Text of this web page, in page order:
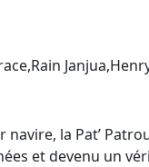
la Pat’
et devenu un